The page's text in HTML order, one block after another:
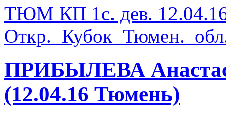
ПРИБЫЛЕВА
(12.04.16 Тюмень)